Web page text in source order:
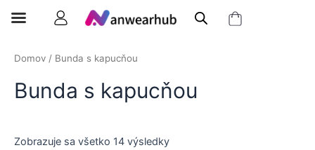
Domov / Bunda s kapucňou
Bunda s kapucňou
Zobrazuje sa všetko 14 výsledky